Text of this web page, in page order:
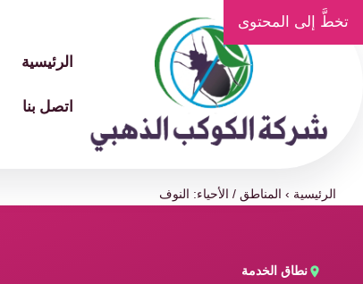
تخطَّ إلى المحتوى
الرئيسية
اتصل بنا
الرئيسية › المناطق / الأحياء: النوف
نطاق الخدمة